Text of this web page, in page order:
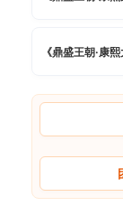
《鼎盛王朝·康
团